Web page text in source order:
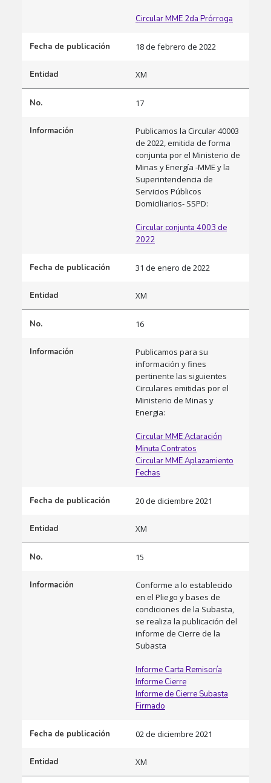
Circular MME 2da Prórroga
Fecha de publicación 18 de febrero de 2022
Entidad XM
No. 17
Información
Publicamos la Circular 40003
de 2022, emitida de forma
conjunta por el Ministerio de
Minas y Energía -MME y la
Superintendencia de
Servicios Públicos
Domiciliarios- SSPD:
Circular conjunta 4003 de
2022
Fecha de publicación 31 de enero de 2022
Entidad XM
No. 16
Información
Publicamos para su
información y fines
pertinente las siguientes
Circulares emitidas por el
Ministerio de Minas y
Energia:
Circular MME Aclaración
Minuta Contratos
Circular MME Aplazamiento
Fechas
Fecha de publicación 20 de diciembre 2021
Entidad XM
No. 15
Información
Conforme a lo establecido
en el Pliego y bases de
condiciones de la Subasta,
se realiza la publicación del
informe de Cierre de la
Subasta
Informe Carta Remisoría
Informe Cierre
Informe de Cierre Subasta
Firmado
Fecha de publicación 02 de diciembre 2021
Entidad XM